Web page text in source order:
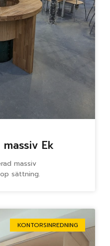
Ek
massiv
sättning.
KONTORSINREDNING